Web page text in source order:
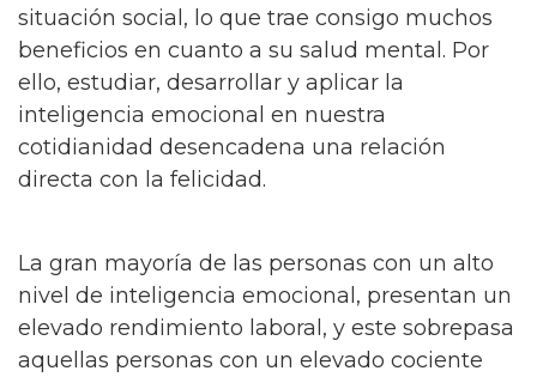
situación social, lo que trae consigo muchos
beneficios en cuanto a su salud mental. Por
ello, estudiar, desarrollar y aplicar la
inteligencia emocional en nuestra
cotidianidad desencadena una relación
directa con la felicidad.
La gran mayoría de las personas con un alto
nivel de inteligencia emocional, presentan un
elevado rendimiento laboral, y este sobrepasa
aquellas personas con un elevado cociente